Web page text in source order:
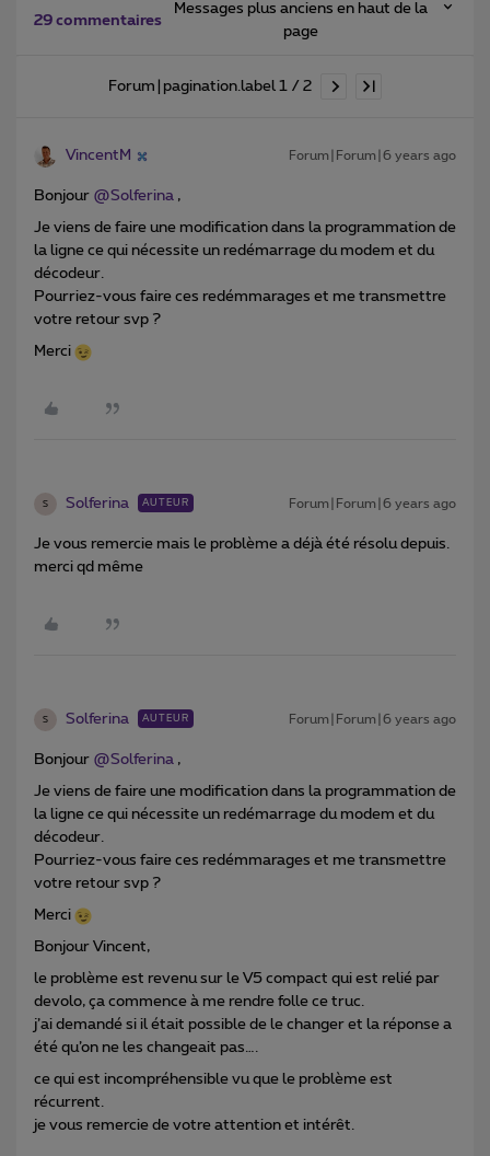
29 commentaires
Messages plus anciens en haut de la
page
Forum|pagination.label 1 / 2
VincentM Forum|Forum|6 years ago
Bonjour @Solferina ,
Je viens de faire une modification dans la programmation de
la ligne ce qui nécessite un redémarrage du modem et du
décodeur.
Pourriez-vous faire ces redémmarages et me transmettre
votre retour svp ?
Merci
S Solferina AUTEUR Forum|Forum|6 years ago
Je vous remercie mais le problème a déjà été résolu depuis.
merci qd même
S Solferina AUTEUR Forum|Forum|6 years ago
Bonjour @Solferina ,
Je viens de faire une modification dans la programmation de
la ligne ce qui nécessite un redémarrage du modem et du
décodeur.
Pourriez-vous faire ces redémmarages et me transmettre
votre retour svp ?
Merci
Bonjour Vincent,
le problème est revenu sur le V5 compact qui est relié par
devolo, ça commence à me rendre folle ce truc.
j’ai demandé si il était possible de le changer et la réponse a
été qu’on ne les changeait pas….
ce qui est incompréhensible vu que le problème est
récurrent.
je vous remercie de votre attention et intérêt.